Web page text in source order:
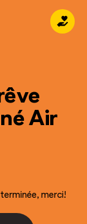
Air
merci!